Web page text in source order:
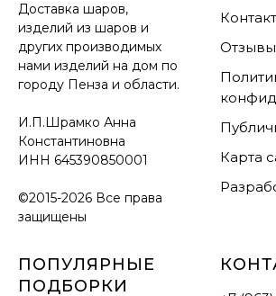
Доставка шаров,
изделий из шаров и
других производимых
нами изделий на дом по
городу Пенза и области.
И.П.Шрамко Анна
Константиновна
ИНН 645390850001
©2015-2026 Все права
защищены
Отзывы
Карта
ПОПУЛЯРНЫЕ
ПОДБОРКИ